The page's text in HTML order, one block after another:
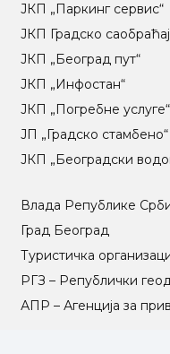
ЈКП „Паркинг сервис“
ЈКП Градско
ЈКП „Београд пут“
ЈКП „Инфостан“
ЈКП „Погребне услуге“
ЈП „Градско стамбено“
ЈКП „Београдски
Влада Републике
Град Београд
Туристичка
РГЗ – Републички
АПР – Агенција за